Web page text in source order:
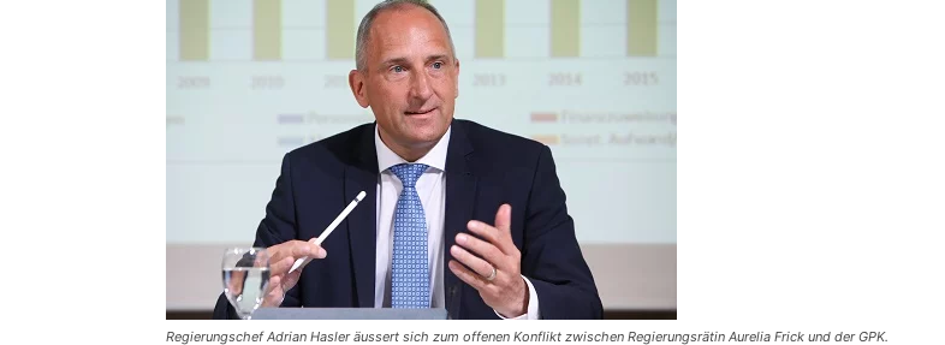
Regierungschef Adrian Hasler äussert sich zum offenen Konflikt zwischen Regierungsrätin Aurelia Frick und der GPK.